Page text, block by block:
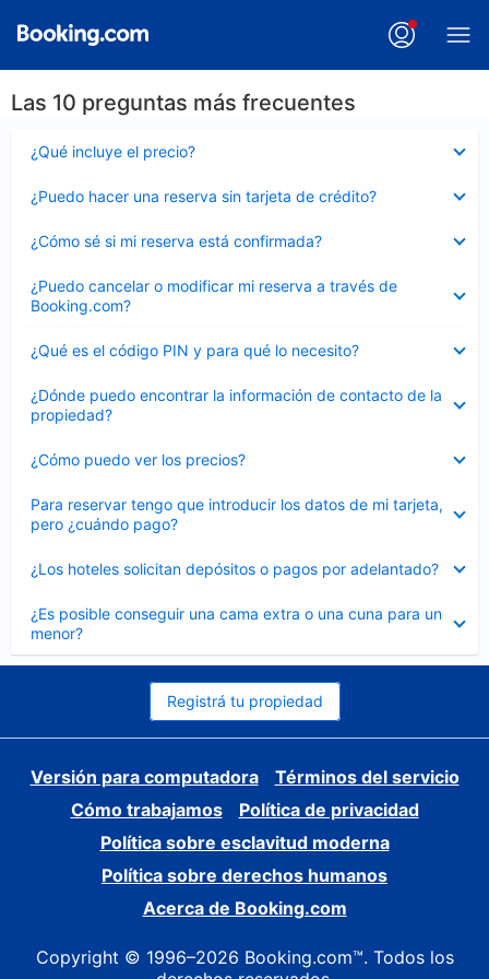
Las 10 preguntas más frecuentes
¿Qué incluye el precio?
cerrado
¿Puedo hacer una reserva sin tarjeta de crédito?
cerrado
¿Cómo sé si mi reserva está confirmada?
cerrado
¿Puedo cancelar o modificar mi reserva a través de
Booking.com?
cerrado
¿Qué es el código PIN y para qué lo necesito?
cerrado
¿Dónde puedo encontrar la información de contacto de la
propiedad?
cerrado
¿Cómo puedo ver los precios?
cerrado
Para reservar tengo que introducir los datos de mi tarjeta,
pero ¿cuándo pago?
cerrado
¿Los hoteles solicitan depósitos o pagos por adelantado?
cerrado
¿Es posible conseguir una cama extra o una cuna para un
menor?
cerrado
Registrá tu propiedad
Versión para computadora
Términos del servicio
Cómo trabajamos
Política de privacidad
Política sobre esclavitud moderna
Política sobre derechos humanos
Acerca de Booking.com
Copyright © 1996–2026 Booking.com™. Todos los